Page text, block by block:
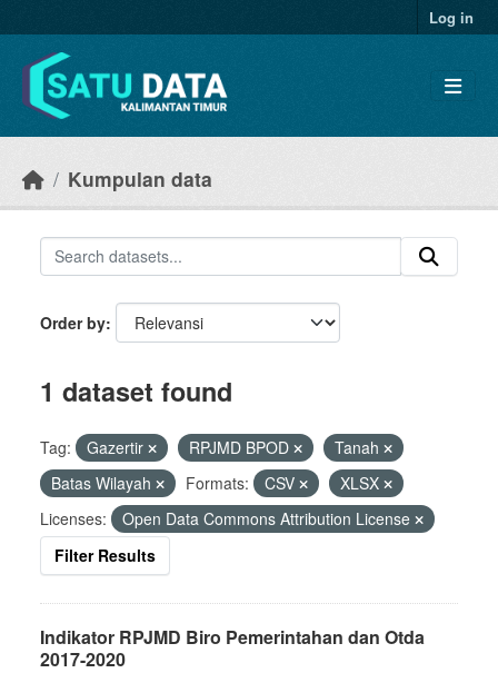
Log in
Kumpulan data
Order by
1 dataset found
Tag: Gazertir RPJMD BPOD
Tanah
Batas Wilayah
Formats: CSV
XLSX
Licenses:
Open Data Commons Attribution License
Filter Results
Indikator RPJMD Biro Pemerintahan dan Otda
2017-2020